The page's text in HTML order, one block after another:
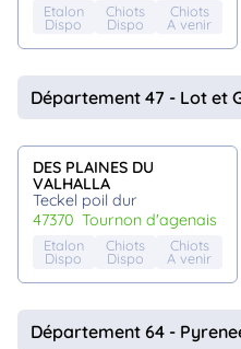
Etalon
Dispo
Chiots
Dispo
Chiots
A venir
Département 47 - Lot et
DES PLAINES DU
VALHALLA
Teckel poil dur
47370
tournon d'agenais
Etalon
Dispo
Chiots
Dispo
Chiots
A venir
Département 64 -